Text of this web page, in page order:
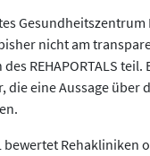
nicht am
REHAPORTALS teil.
die eine Aussage über
bewertet Rehakliniken